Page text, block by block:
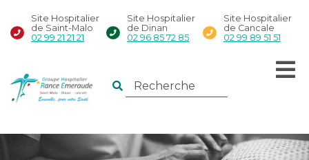
Site Hospitalier
de Saint-Malo
02 99 21 21 21
Site Hospitalier
de Dinan
02 96 85 72 85
Site Hospitalier
de Cancale
02 99 89 51 51